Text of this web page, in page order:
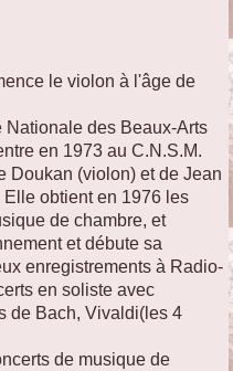
le violon à l'âge de
des Beaux-Arts
en 1973 au C.N.S.M.
Doukan (violon) et de Jean
obtient en 1976 les
de chambre, et
et débute sa
enregistrements à Radio-
en soliste avec
de Bach, Vivaldi(les 4
de musique de